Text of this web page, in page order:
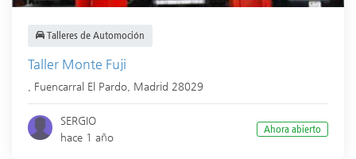
Talleres de Automoción
Taller Monte Fuji
Fuencarral El Pardo Madrid 28029
SERGIO
hace 1 año
Ahora abierto